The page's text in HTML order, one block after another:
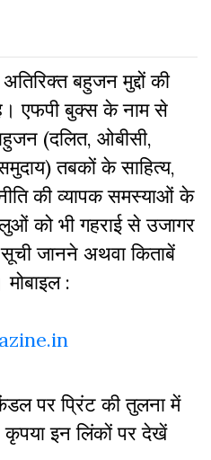
बहुजन मुद्दों की
एफपी बुक्‍स के नाम से
(दलित, ओबीसी,
तबकों के साहित्‍य,
की व्‍यापक समस्‍याओं के
को भी गहराई से उजागर
जानने अथवा किताबें
:
पर प्रिंट की तुलना में
इन लिंकों पर देखें